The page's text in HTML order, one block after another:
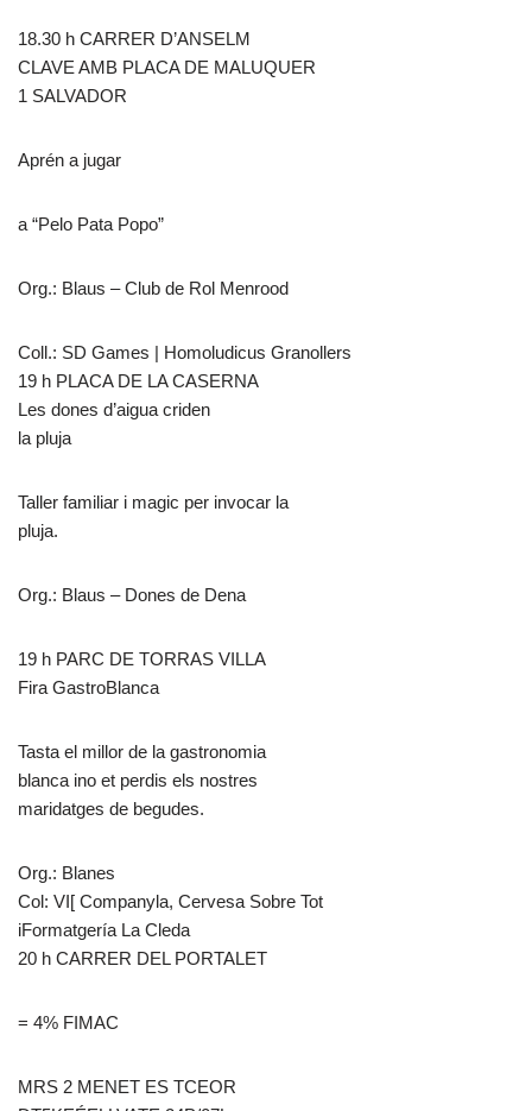
18.30 h CARRER D’ANSELM
CLAVE AMB PLACA DE MALUQUER
1 SALVADOR
Aprén a jugar
a “Pelo Pata Popo”
Org.: Blaus – Club de Rol Menrood
Coll.: SD Games | Homoludicus Granollers
19 h PLACA DE LA CASERNA
Les dones d’aigua criden
la pluja
Taller familiar i magic per invocar la
pluja.
Org.: Blaus – Dones de Dena
19 h PARC DE TORRAS VILLA
Fira GastroBlanca
Tasta el millor de la gastronomia
blanca ino et perdis els nostres
maridatges de begudes.
Org.: Blanes
Col: VI[ Companyla, Cervesa Sobre Tot
iFormatgería La Cleda
20 h CARRER DEL PORTALET
= 4% FIMAC
MRS 2 MENET ES TCEOR